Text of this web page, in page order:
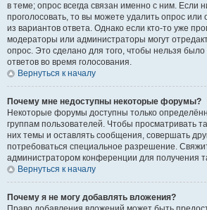
в теме; опрос всегда связан именно с ним. Если
проголосовать, то вы можете удалить опрос или
из вариантов ответа. Однако если кто-то уже
модераторы или администраторы могут
опрос. Это сделано для того, чтобы нельзя
ответов во время голосования.
Вернуться к началу
Почему мне недоступны некоторые форумы?
Некоторые форумы доступны только
группам пользователей. Чтобы просматривать
них темы и оставлять сообщения, совершать
потребоваться специальное разрешение.
администратором конференции для получения
Вернуться к началу
Почему я не могу добавлять вложения?